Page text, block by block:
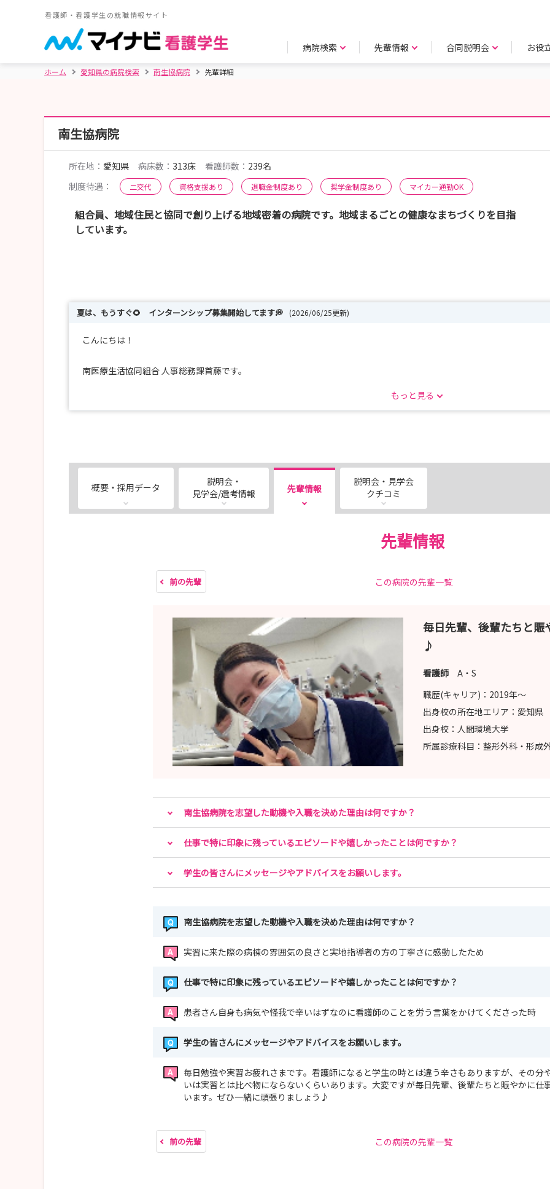
看護師・看護学生の就職情報サイト
病院検索 先輩情報 合同説明会 お役
ホーム 愛知県の病院検索 南生協病院 先輩詳細
南生協病院
所在地： 愛知県 病床数： 313床 看護師数： 239名
制度待遇：
二交代 資格支援あり 退職金制度あり 奨学金制度あり マイカー通勤OK
組合員、地域住民と協同で創り上げる地域密着の病院です。地域まるごとの健康なまちづくりを目指
しています。
夏は、もうすぐ🌻 インターンシップ募集開始してます💭 (2026/06/25更新)
こんにちは！
南医療生活協同組合 人事総務課首藤です。
・9時30分～11時
※希望の時間帯を選択できます。（土日祝日を除く）
体験時間は、短めですが参加者のみなさんからは、
「患者様に寄り添う姿勢を学べました」
「新人看護師と先輩とが、 協力しあっている姿見れてよかった」
「体験を通して自分のやりたいことが分りました」
などなど、感想が寄せられています。
是非、インターシップにおこしください
お待ちしております✋
もっと見る
概要・採用データ
説明会・
見学会/選考情報
先輩情報
説明会・見学会
クチコミ
先輩情報
前の先輩 この病院の先輩一覧
毎日先輩、後輩たちと賑
♪
看護師 A・S
職歴(キャリア)： 2019年〜
出身校の所在地エリア： 愛知県
出身校： 人間環境大学
所属診療科目： 整形外科・形成
南生協病院を志望した動機や入職を決めた理由は何ですか？
仕事で特に印象に残っているエピソードや嬉しかったことは何ですか？
学生の皆さんにメッセージやアドバイスをお願いします。
南生協病院を志望した動機や入職を決めた理由は何ですか？
実習に来た際の病棟の雰囲気の良さと実地指導者の方の丁寧さに感動したため
仕事で特に印象に残っているエピソードや嬉しかったことは何ですか？
患者さん自身も病気や怪我で辛いはずなのに看護師のことを労う言葉をかけてくださった時
学生の皆さんにメッセージやアドバイスをお願いします。
毎日勉強や実習お疲れさまです。看護師になると学生の時とは違う辛さもありますが、その分
いは実習とは比べ物にならないくらいあります。大変ですが毎日先輩、後輩たちと賑やかに仕
います。ぜひ一緒に頑張りましょう♪
前の先輩 この病院の先輩一覧